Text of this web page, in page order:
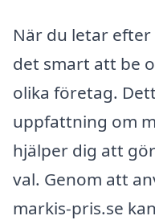
När du letar efter
det smart att be
olika företag.
uppfattning om
hjälper dig att
val. Genom att
markis-pris.se